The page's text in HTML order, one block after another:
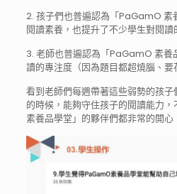
2. 孩子們也普遍認為「PaGamO 素
閱讀素養，也提升了不少學生對閱讀
3. 老師也普遍認為「PaGamO 素養
讀的專注度（因為題目都超燒腦、要
看到老師們每週帶著這些弱勢的孩
的時候，能夠守住孩子的閱讀能力
素養品學堂」的夥伴們都非常的開心